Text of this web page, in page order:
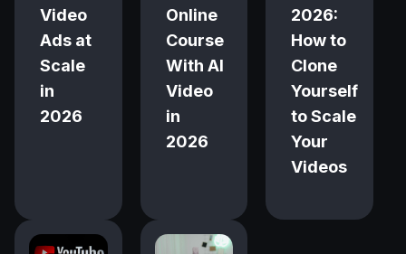
Video
Ads at
Scale
in
2026
Online
Course
With AI
Video
in
2026
2026:
How to
Clone
Yourself
to Scale
Your
Videos